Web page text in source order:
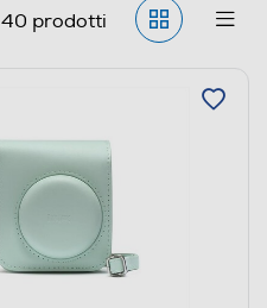
40 prodotti